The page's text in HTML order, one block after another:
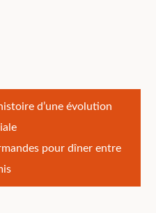
d’une évolution
pour dîner entre